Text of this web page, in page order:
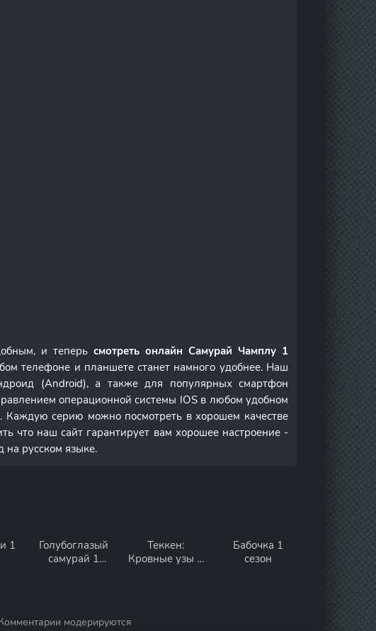
и теперь смотреть онлайн Самурай Чамплу 1
телефоне и планшете станет намного удобнее. Наш
(Android), а также для популярных смартфон
операционной системы IOS в любом удобном
Каждую серию можно посмотреть в хорошем качестве
что наш сайт гарантирует вам хорошее настроение -
на русском языке.
1
Голубоглазый
самурай 1
Теккен:
Кровные узы 1
Бабочка 1
сезон
модерируются